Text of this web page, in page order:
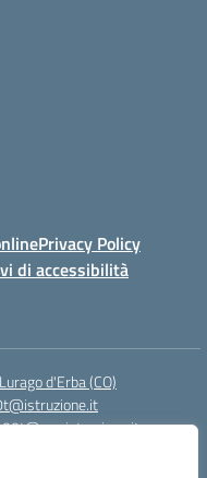
Privacy Policy
di accessibilità
d'Erba (CO)